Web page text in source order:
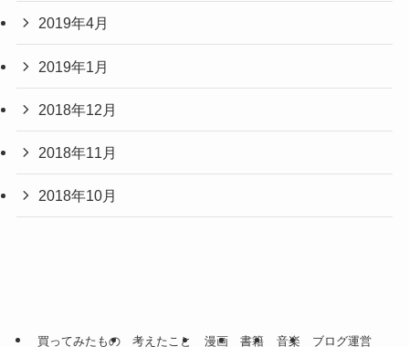
2019年4月
2019年1月
2018年12月
2018年11月
2018年10月
買ってみたもの 考えたこと 漫画 書籍 音楽 ブログ運営